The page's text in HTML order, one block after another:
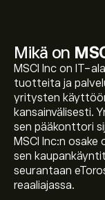
Mikä on
MSCI Inc on IT-
tuotteita ja
yritysten
kansainvälisesti.
sen pääkonttori
MSCI Inc:n
sen
seurantaan
reaaliajassa.
Osakkeen MSCI